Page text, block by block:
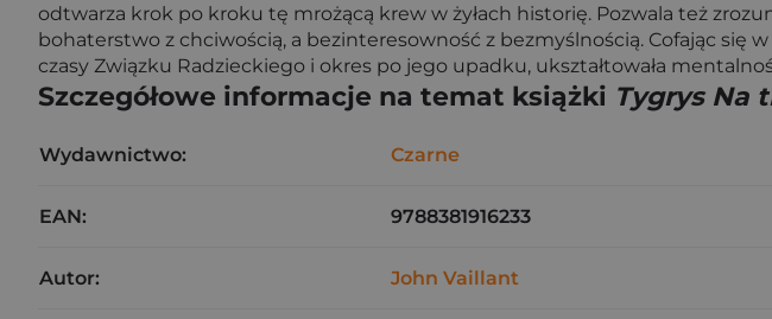
odtwarza krok po kroku tę mrożącą krew w żyłach historię. Pozwala też
bohaterstwo z chciwością, a bezinteresowność z bezmyślnością. Cofając się
czasy Związku Radzieckiego i okres po jego upadku, ukształtowała
Szczegółowe informacje na temat książki Tygrys Na
Wydawnictwo: Czarne
EAN: 9788381916233
Autor: John Vaillant